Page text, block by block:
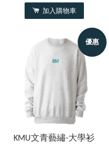
加入購物車
優惠
KMU文青藝繡-大學衫